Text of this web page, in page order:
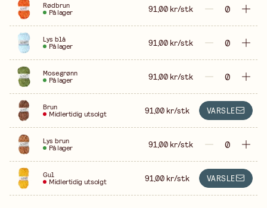
Rødbrun
På lager 91,00 kr/stk
Lys blå
På lager 91,00 kr/stk
Mosegrønn
På lager 91,00 kr/stk
Brun
Midlertidig utsolgt 91,00 kr/stk VARSLE
Lys brun
På lager 91,00 kr/stk
Gul
Midlertidig utsolgt 91,00 kr/stk VARSLE